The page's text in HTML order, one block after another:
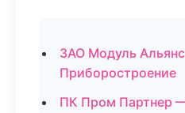
ЗАО Модуль
Приборостроение
ПК Пром Партнер